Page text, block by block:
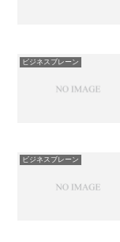
ビジネスブレーン
ビジネスブレーン